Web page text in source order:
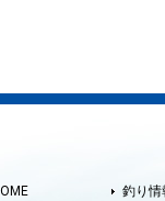
釣り情